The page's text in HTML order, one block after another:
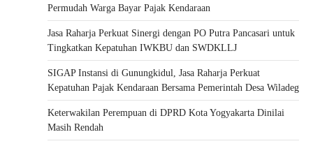
Permudah Warga Bayar Pajak Kendaraan
Jasa Raharja Perkuat Sinergi dengan PO Putra Pancasari untuk
Tingkatkan Kepatuhan IWKBU dan SWDKLLJ
SIGAP Instansi di Gunungkidul, Jasa Raharja Perkuat
Kepatuhan Pajak Kendaraan Bersama Pemerintah Desa Wiladeg
Keterwakilan Perempuan di DPRD Kota Yogyakarta Dinilai
Masih Rendah